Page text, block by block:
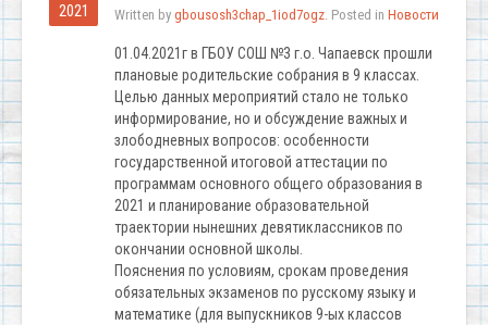
2021 Written by gbousosh3chap_1iod7ogz. Posted in Новости
01.04.2021г в ГБОУ СОШ №3 г.о. Чапаевск прошли
плановые родительские собрания в 9 классах.
Целью данных мероприятий стало не только
информирование, но и обсуждение важных и
злободневных вопросов: особенности
государственной итоговой аттестации по
программам основного общего образования в
2021 и планирование образовательной
траектории нынешних девятиклассников по
окончании основной школы.
Пояснения по условиям, срокам проведения
обязательных экзаменов по русскому языку и
математике (для выпускников 9-ых классов